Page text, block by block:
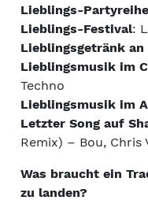
Lieblings-
Lieblings-Festival:
Lieblingsgetränk an
Lieblingsmusik im
Techno
Lieblingsmusik im
Letzter Song auf
Remix) – Bou, Chris
Was braucht ein
zu landen?